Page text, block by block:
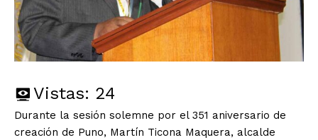
Vistas: 24
Durante la sesión solemne por el 351 aniversario de
creación de Puno, Martín Ticona Maquera, alcalde